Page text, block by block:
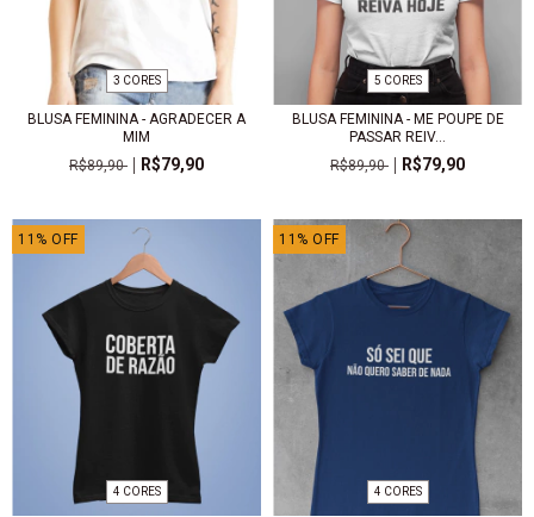
3 CORES
BLUSA FEMININA - AGRADECER A
MIM
R$89,90
R$79,90
5 CORES
BLUSA FEMININA - ME POUPE DE
PASSAR REIV...
R$89,90
R$79,90
11 % OFF
4 CORES
11 % OFF
4 CORES